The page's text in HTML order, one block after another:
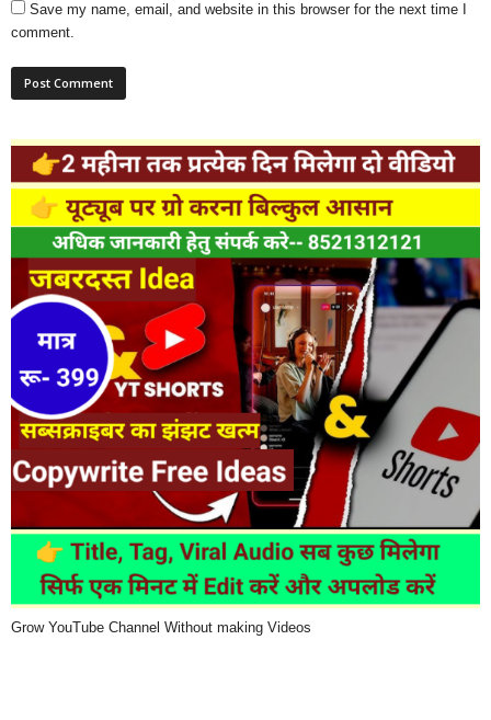
Save my name, email, and website in this browser for the next time I
comment.
Grow YouTube Channel Without making Videos